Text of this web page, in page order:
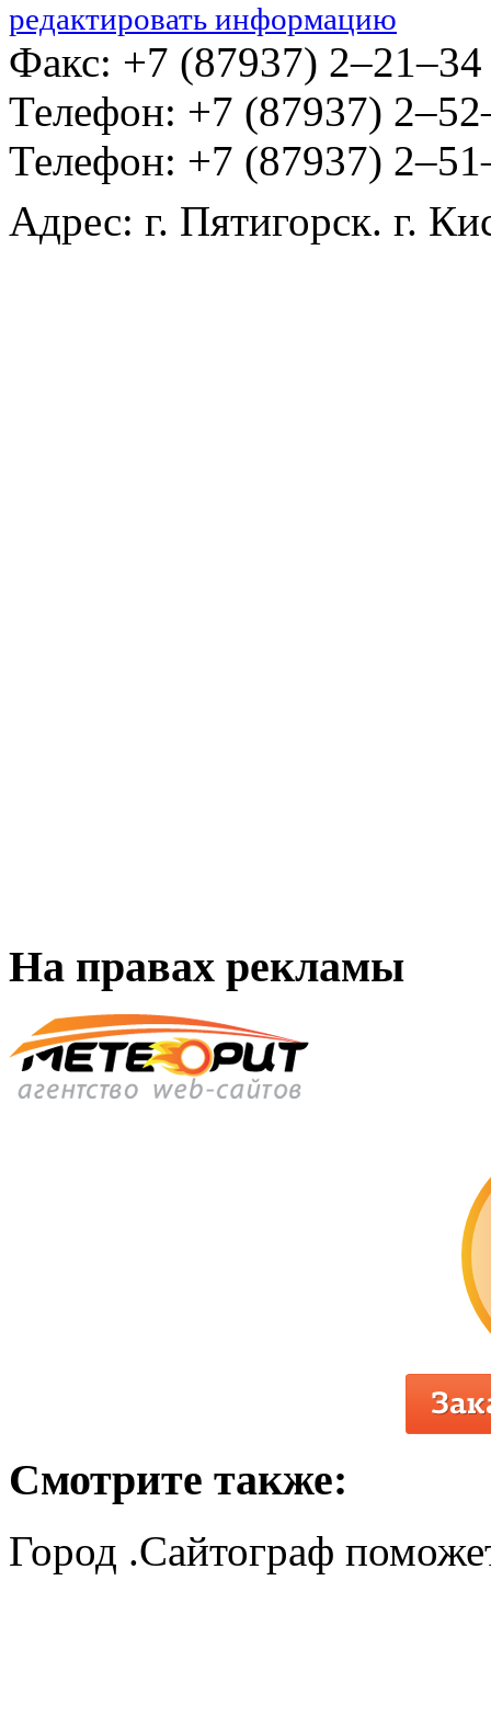
редактировать информацию
Факс: +7 (87937) 2‒21‒34
Телефон: +7 (87937)
Телефон: +7 (87937)
Адрес: г. Пятигорск. г.
На правах рекламы
Смотрите также:
Город .Сайтограф